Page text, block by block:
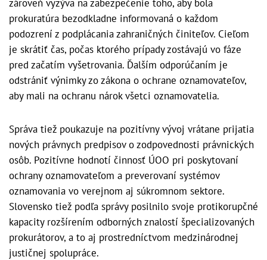
zároveň vyzýva na zabezpečenie toho, aby bola
prokuratúra bezodkladne informovaná o každom
podozrení z podplácania zahraničných činiteľov. Cieľom
je skrátiť čas, počas ktorého prípady zostávajú vo fáze
pred začatím vyšetrovania. Ďalším odporúčaním je
odstrániť výnimky zo zákona o ochrane oznamovateľov,
aby mali na ochranu nárok všetci oznamovatelia.
Správa tiež poukazuje na pozitívny vývoj vrátane prijatia
nových právnych predpisov o zodpovednosti právnických
osôb. Pozitívne hodnotí činnosť ÚOO pri poskytovaní
ochrany oznamovateľom a preverovaní systémov
oznamovania vo verejnom aj súkromnom sektore.
Slovensko tiež podľa správy posilnilo svoje protikorupčné
kapacity rozšírením odborných znalostí špecializovaných
prokurátorov, a to aj prostredníctvom medzinárodnej
justičnej spolupráce.